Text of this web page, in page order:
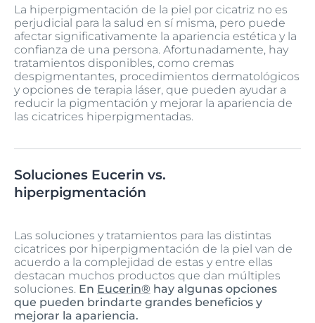
La hiperpigmentación de la piel por cicatriz no es
perjudicial para la salud en sí misma, pero puede
afectar significativamente la apariencia estética y la
confianza de una persona. Afortunadamente, hay
tratamientos disponibles, como cremas
despigmentantes, procedimientos dermatológicos
y opciones de terapia láser, que pueden ayudar a
reducir la pigmentación y mejorar la apariencia de
las cicatrices hiperpigmentadas.
Soluciones Eucerin vs.
hiperpigmentación
Las soluciones y tratamientos para las distintas
cicatrices por hiperpigmentación de la piel van de
acuerdo a la complejidad de estas y entre ellas
destacan muchos productos que dan múltiples
soluciones. En Eucerin® hay algunas opciones
que pueden brindarte grandes beneficios y
mejorar la apariencia.